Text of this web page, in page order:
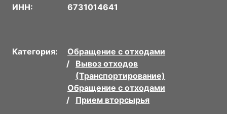
ИНН: 6731014641
Категория:
Обращение с отходами
Вывоз отходов
(Транспортирование)
Обращение с отходами
Прием вторсырья